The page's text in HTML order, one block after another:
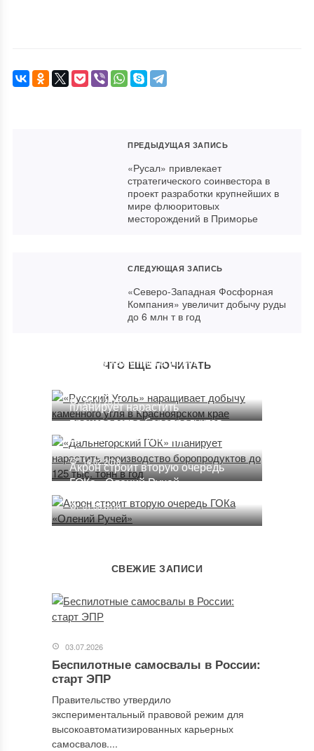
ПРЕДЫДУЩАЯ ЗАПИСЬ
«Русал» привлекает
стратегического соинвестора в
проект разработки крупнейших в
мире флюоритовых
месторождений в Приморье
СЛЕДУЮЩАЯ ЗАПИСЬ
«Северо-Западная Фосфорная
Компания» увеличит добычу руды
до 6 млн т в год
ЧТО ЕЩЕ ПОЧИТАТЬ
добычу каменного угля в
15.11.2017
«Дальнегорский ГОК»
планирует нарастить
производство боропродуктов
до 125 тыс. тонн в год
14.02.2018
Акрон строит вторую очередь
ГОКа «Олений Ручей»
01.08.2016
СВЕЖИЕ ЗАПИСИ
03.07.2026
Беспилотные самосвалы в России:
старт ЭПР
Правительство утвердило
экспериментальный правовой режим для
высокоавтоматизированных карьерных
самосвалов....